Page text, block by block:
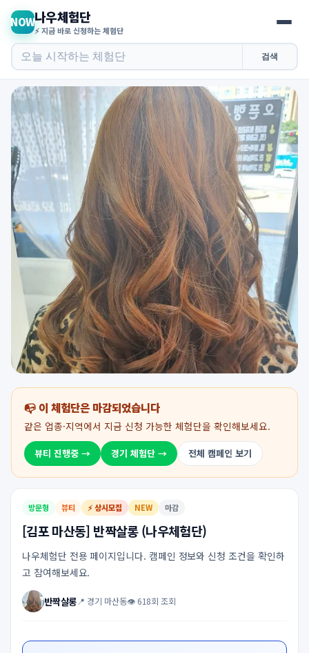
NOW나우체험단
⚡ 지금 바로 신청하는 체험단
검색
📭 이 체험단은 마감되었습니다
같은 업종·지역에서 지금 신청 가능한 체험단을 확인해보세요.
뷰티 진행중 → 경기 체험단 → 전체 캠페인 보기
방문형 뷰티 ⚡ 상시모집 NEW 마감
[김포 마산동] 반짝살롱 (나우체험단)
나우체험단 전용 페이지입니다. 캠페인 정보와 신청 조건을 확인하
고 참여해보세요.
반짝살롱📍 경기 마산동👁 618회 조회